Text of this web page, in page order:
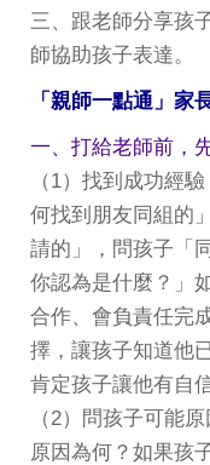
三、跟老師分享孩
師協助孩子表達。
「親師一點通」家
一、打給老師前，
（1）找到成功經
何找到朋友同組的
請的」，問孩子「
你認為是什麼？」
合作、會負責任完
擇，讓孩子知道他
肯定孩子讓他有自信
（2）問孩子可能
原因為何？如果孩